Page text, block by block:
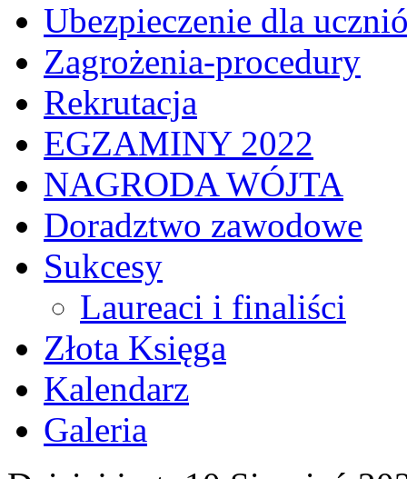
Ubezpieczenie dla
Zagrożenia-procedury
Rekrutacja
EGZAMINY 2022
NAGRODA WÓJTA
Doradztwo zawodowe
Sukcesy
Laureaci i finaliści
Złota Księga
Kalendarz
Galeria